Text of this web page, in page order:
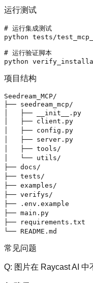
运行测试
# 运行集成测试
python tests/
# 运行验证脚本
项目结构
Seedream_MCP/
├── seedream_mcp/
│   ├── __init__.py
│   ├── client.py
│   ├── config.py
│   ├── server.py
│   ├── tools/
│   └── utils/
├── docs/
├── tests/
├── examples/
├── verifys/
├── .env.example
├── main.py
├── requirements.txt
常见问题
Q: 图片在 Raycast AI 中